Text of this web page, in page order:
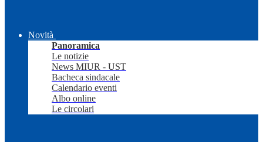
Novità
Panoramica
Le notizie
News MIUR - UST
Bacheca sindacale
Calendario eventi
Albo online
Le circolari